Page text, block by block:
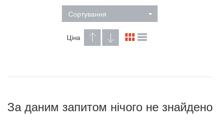
Сортування
Ціна
За даним запитом нічого не знайдено